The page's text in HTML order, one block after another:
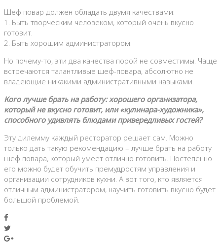
Шеф повар должен обладать двумя качествами:
1. Быть творческим человеком, который очень вкусно
готовит.
2. Быть хорошим администратором.
Но почему-то, эти два качества порой не совместимы. Чаще
встречаются талантливые шеф-повара, абсолютно не
владеющие никакими административными навыками.
Кого лучше брать на работу: хорошего организатора,
который не вкусно готовит, или «кулинара-художника»,
способного удивлять блюдами привередливых гостей?
Эту дилемму каждый ресторатор решает сам. Можно
только дать такую рекомендацию – лучше брать на работу
шеф повара, который умеет отлично готовить. Постепенно
его можно будет обучить премудростям управления и
организации сотрудников кухни. А вот того, кто является
отличным администратором, научить готовить вкусно будет
большой проблемой.
Google+